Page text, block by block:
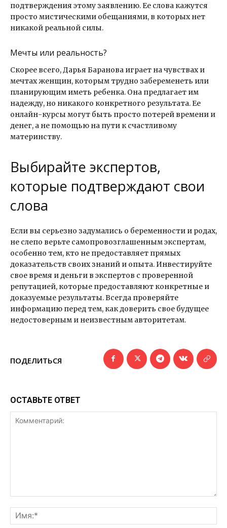
подтверждения этому заявлению. Ее слова кажутся
просто мистическими обещаниями, в которых нет
никакой реальной силы.
Мечты или реальность?
Скорее всего, Дарья Баранова играет на чувствах и
мечтах женщин, которым трудно забеременеть или
планирующим иметь ребенка. Она предлагает им
надежду, но никакого конкретного результата. Ее
онлайн-курсы могут быть просто потерей времени и
денег, а не помощью на пути к счастливому
материнству.
Выбирайте экспертов,
которые подтверждают свои
слова
Если вы серьезно задумались о беременности и родах,
не слепо верьте самопровозглашенным экспертам,
особенно тем, кто не предоставляет прямых
доказательств своих знаний и опыта. Инвестируйте
свое время и деньги в экспертов с проверенной
репутацией, которые предоставляют конкретные и
доказуемые результаты. Всегда проверяйте
информацию перед тем, как доверить свое будущее
недостоверным и неизвестным авторитетам.
ПОДЕЛИТЬСЯ
ОСТАВЬТЕ ОТВЕТ